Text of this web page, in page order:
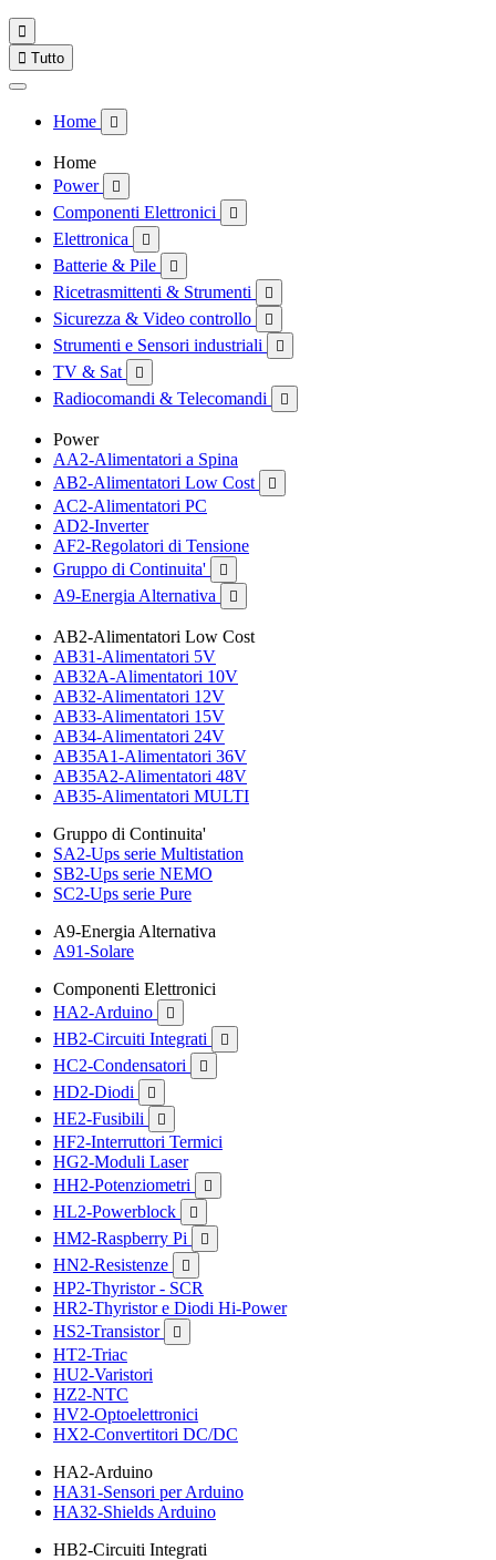

 Tutto
Home 
Home
Power

Componenti Elettronici 
Elettronica 
Batterie & Pile 
Ricetrasmittenti & Strumenti 
Sicurezza & Video controllo 
Strumenti e Sensori industriali 
TV & Sat 
Radiocomandi & Telecomandi 
Power
AA2-Alimentatori a Spina
AB2-Alimentatori Low Cost

AC2-Alimentatori PC
AD2-Inverter
AF2-Regolatori di Tensione
Gruppo di Continuita'

A9-Energia Alternativa 
AB2-Alimentatori Low Cost
AB31-Alimentatori 5V
AB32A-Alimentatori 10V
AB32-Alimentatori 12V
AB33-Alimentatori 15V
AB34-Alimentatori 24V
AB35A1-Alimentatori 36V
AB35A2-Alimentatori 48V
AB35-Alimentatori MULTI
Gruppo di Continuita'
SA2-Ups serie Multistation
SB2-Ups serie NEMO
SC2-Ups serie Pure
A9-Energia Alternativa
A91-Solare
Componenti Elettronici
HA2-Arduino

HB2-Circuiti Integrati 
HC2-Condensatori 
HD2-Diodi 
HE2-Fusibili 
HF2-Interruttori Termici
HG2-Moduli Laser
HH2-Potenziometri

HL2-Powerblock 
HM2-Raspberry Pi 
HN2-Resistenze 
HP2-Thyristor - SCR
HR2-Thyristor e Diodi Hi-Power
HS2-Transistor

HT2-Triac
HU2-Varistori
HZ2-NTC
HV2-Optoelettronici
HX2-Convertitori DC/DC
HA2-Arduino
HA31-Sensori per Arduino
HA32-Shields Arduino
HB2-Circuiti Integrati